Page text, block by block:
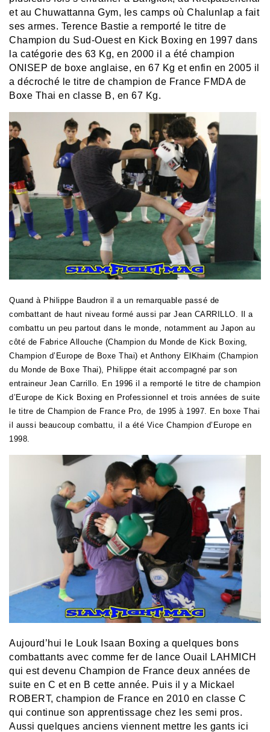
et au Chuwattanna Gym, les camps où Chalunlap a fait
ses armes. Terence Bastie a remporté le titre de
Champion du Sud-Ouest en Kick Boxing en 1997 dans
la catégorie des 63 Kg, en 2000 il a été champion
ONISEP de boxe anglaise, en 67 Kg et enfin en 2005 il
a décroché le titre de champion de France FMDA de
Boxe Thai en classe B, en 67 Kg.
Quand à Philippe Baudron il a un remarquable passé de
combattant de haut niveau formé aussi par Jean CARRILLO. Il a
combattu un peu partout dans le monde, notamment au Japon au
côté de Fabrice Allouche (Champion du Monde de Kick Boxing,
Champion d’Europe de Boxe Thai) et Anthony ElKhaim (Champion
du Monde de Boxe Thai), Philippe était accompagné par son
entraineur Jean Carrillo. En 1996 il a remporté le titre de champion
d’Europe de Kick Boxing en Professionnel et trois années de suite
le titre de Champion de France Pro, de 1995 à 1997. En boxe Thai
il aussi beaucoup combattu, il a été Vice Champion d’Europe en
1998.
Aujourd’hui le Louk Isaan Boxing a quelques bons
combattants avec comme fer de lance Ouail LAHMICH
qui est devenu Champion de France deux années de
suite en C et en B cette année. Puis il y a Mickael
ROBERT, champion de France en 2010 en classe C
qui continue son apprentissage chez les semi pros.
Aussi quelques anciens viennent mettre les gants ici